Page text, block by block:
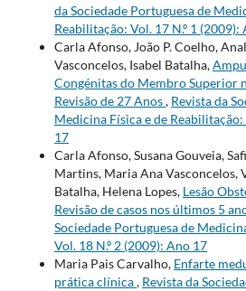
da Sociedade Portuguesa de
Reabilitação: Vol. 17 N.º 1 (2009):
Carla Afonso, João P. Coelho,
Vasconcelos, Isabel Batalha,
Congénitas do Membro Superior
Revisão de 27 Anos, Revista da
Medicina Física e de
17
Carla Afonso, Susana Gouveia,
Martins, Maria Ana Vasconcelos,
Batalha, Helena Lopes, Lesão
Revisão de casos nos últimos 5
Sociedade Portuguesa de
Vol. 18 N.º 2 (2009): Ano 17
Maria Pais Carvalho, Enfarte
prática clínica, Revista da